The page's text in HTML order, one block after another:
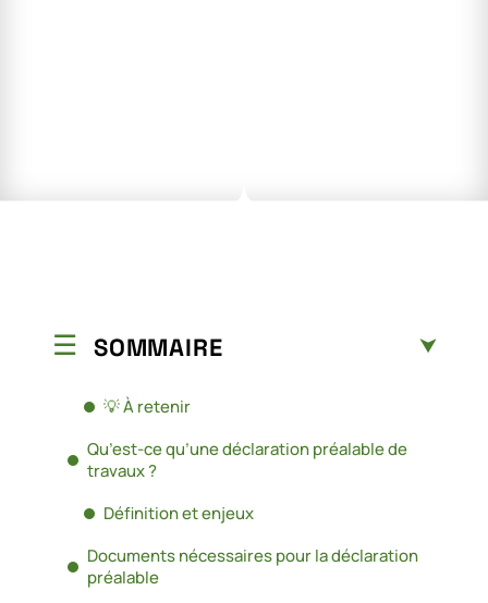
SOMMAIRE
💡 À retenir
Qu’est-ce qu’une déclaration préalable de
travaux ?
Définition et enjeux
Documents nécessaires pour la déclaration
préalable